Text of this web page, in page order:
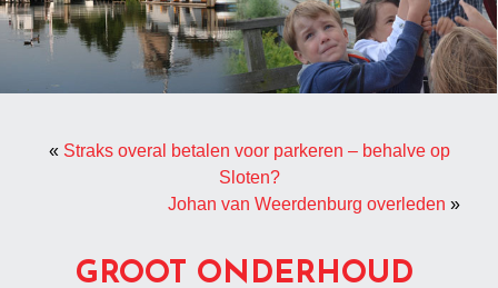
« Straks overal betalen voor parkeren – behalve op
Sloten?
Johan van Weerdenburg overleden »
GROOT ONDERHOUD